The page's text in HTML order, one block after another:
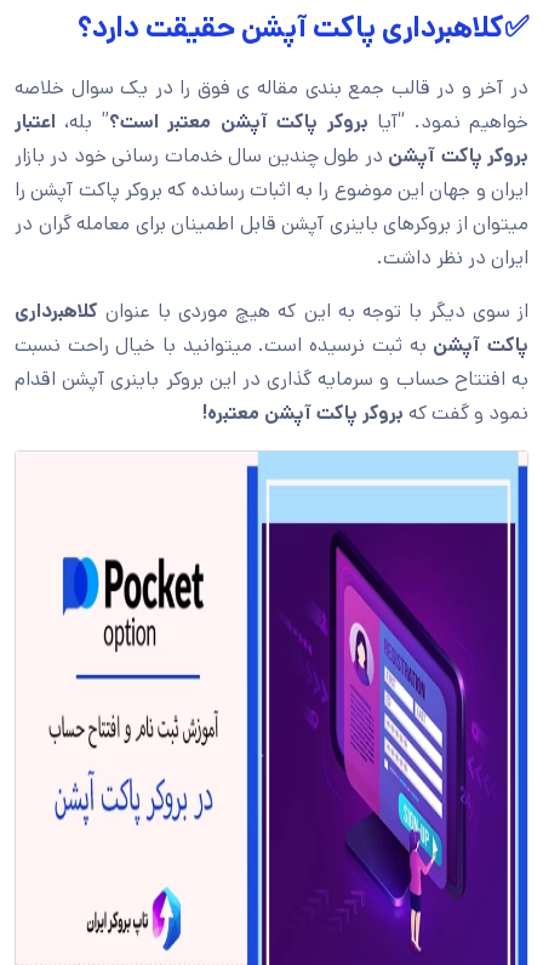
✅کلاهبرداری پاکت آپشن حقیقت دارد؟
در آخر و در قالب جمع بندی مقاله ی فوق را در یک سوال خلاصه
خواهیم نمود. “آیا بروکر پاکت آپشن معتبر است؟” بله، اعتبار
بروکر پاکت آپشن در طول چندین سال خدمات رسانی خود در بازار
ایران و جهان این موضوع را به اثبات رسانده که بروکر پاکت آپشن را
میتوان از بروکرهای باینری آپشن قابل اطمینان برای معامله گران در
ایران در نظر داشت.
از سوی دیگر با توجه به این که هیچ موردی با عنوان کلاهبرداری
پاکت آپشن به ثبت نرسیده است. میتوانید با خیال راحت نسبت
به افتتاح حساب و سرمایه گذاری در این بروکر باینری آپشن اقدام
نمود و گفت که بروکر پاکت آپشن معتبره!